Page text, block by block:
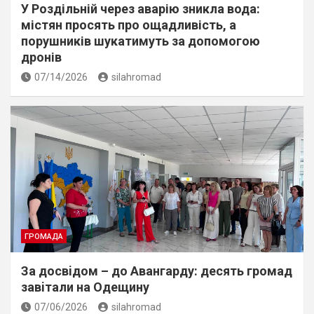
У Роздільній через аварію зникла вода:
містян просять про ощадливість, а
порушників шукатимуть за допомогою
дронів
07/14/2026 silahromad
ГРОМАДА
За досвiдом – до Авангарду: десять громад
завiтали на Одещину
07/06/2026 silahromad